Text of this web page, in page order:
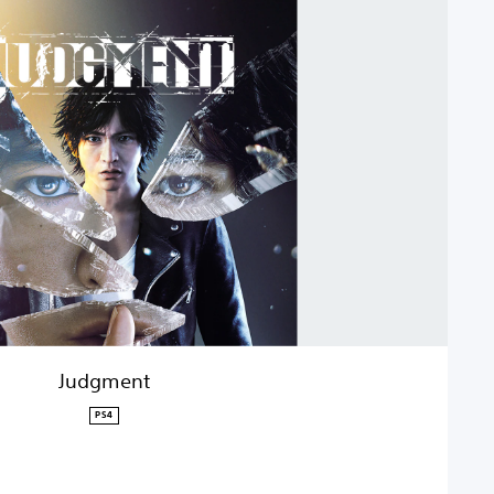
Judgment
PS4